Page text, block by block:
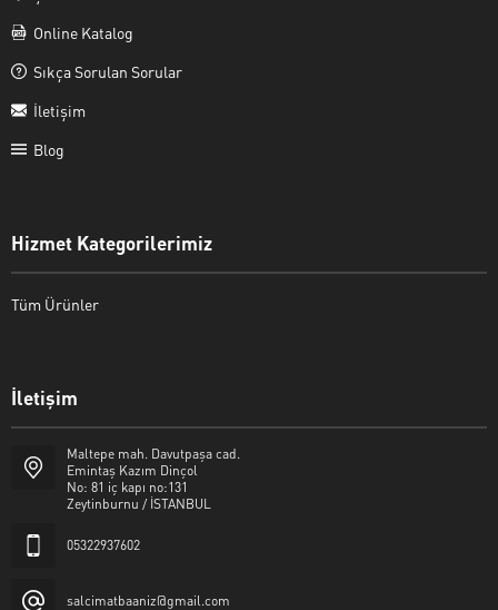
Online Katalog
Sıkça Sorulan Sorular
İletişim
Blog
Hizmet Kategorilerimiz
Tüm Ürünler
İletişim
Maltepe mah. Davutpaşa cad.
Emintaş Kazım Dinçol
No: 81 iç kapı no:131
Zeytinburnu / İSTANBUL
05322937602
salcimatbaaniz@gmail.com